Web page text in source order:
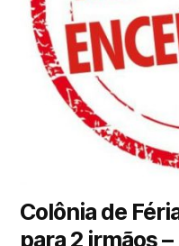
Colônia de
para 2 irmãos –